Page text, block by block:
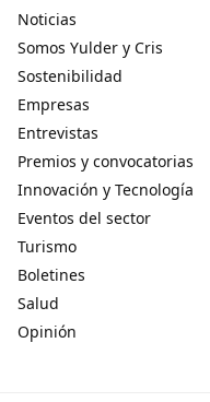
Noticias
Somos Yulder y Cris
Sostenibilidad
Empresas
Entrevistas
Premios y convocatorias
Innovación y Tecnología
Eventos del sector
Turismo
Boletines
Salud
Opinión